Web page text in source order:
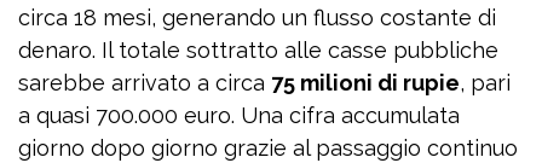
circa 18 mesi, generando un flusso costante di
denaro. Il totale sottratto alle casse pubbliche
sarebbe arrivato a circa 75 milioni di rupie, pari
a quasi 700.000 euro. Una cifra accumulata
giorno dopo giorno grazie al passaggio continuo